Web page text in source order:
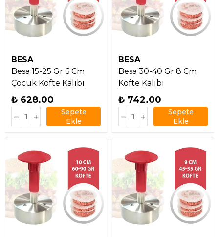
BESA
Besa 15-25 Gr 6 Cm
Çocuk Köfte Kalıbı
₺ 628.00
Sepete
Ekle
BESA
Besa 30-40 Gr 8 Cm
Köfte Kalıbı
₺ 742.00
Sepete
Ekle